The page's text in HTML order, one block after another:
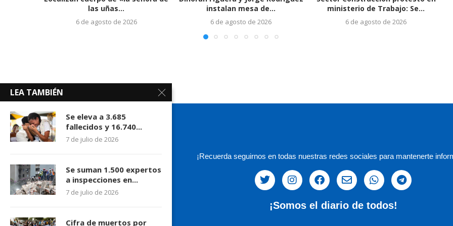
las uñas...
6 de agosto de 2026
instalan mesa de...
6 de agosto de 2026
ministerio de Trabajo: Se...
6 de agosto de 2026
¡Recuerda seguirnos en todas nuestras redes sociales para mantenerte
¡Somos el diario de todos!
LEA TAMBIÉN
Se eleva a 3.685
fallecidos y 16.740...
7 de julio de 2026
Se suman 1.500 expertos
a inspecciones en...
7 de julio de 2026
Cifra de muertos por